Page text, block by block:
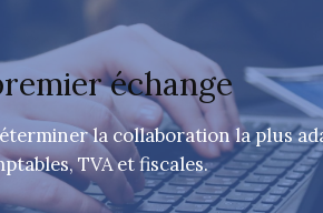
échange
la collaboration la plus
TVA et fiscales.